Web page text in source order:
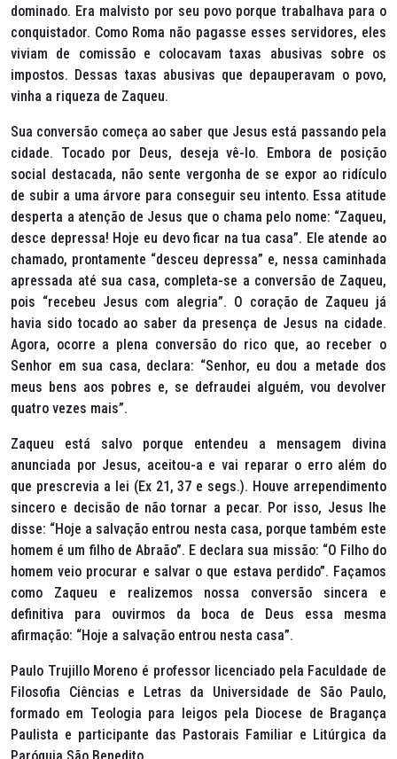
dominado. Era malvisto por seu povo porque trabalhava para o
conquistador. Como Roma não pagasse esses servidores, eles
viviam de comissão e colocavam taxas abusivas sobre os
impostos. Dessas taxas abusivas que depauperavam o povo,
vinha a riqueza de Zaqueu.
Sua conversão começa ao saber que Jesus está passando pela
cidade. Tocado por Deus, deseja vê-lo. Embora de posição
social destacada, não sente vergonha de se expor ao ridículo
de subir a uma árvore para conseguir seu intento. Essa atitude
desperta a atenção de Jesus que o chama pelo nome: “Zaqueu,
desce depressa! Hoje eu devo ficar na tua casa”. Ele atende ao
chamado, prontamente “desceu depressa” e, nessa caminhada
apressada até sua casa, completa-se a conversão de Zaqueu,
pois “recebeu Jesus com alegria”. O coração de Zaqueu já
havia sido tocado ao saber da presença de Jesus na cidade.
Agora, ocorre a plena conversão do rico que, ao receber o
Senhor em sua casa, declara: “Senhor, eu dou a metade dos
meus bens aos pobres e, se defraudei alguém, vou devolver
quatro vezes mais”.
Zaqueu está salvo porque entendeu a mensagem divina
anunciada por Jesus, aceitou-a e vai reparar o erro além do
que prescrevia a lei (Ex 21, 37 e segs.). Houve arrependimento
sincero e decisão de não tornar a pecar. Por isso, Jesus lhe
disse: “Hoje a salvação entrou nesta casa, porque também este
homem é um filho de Abraão”. E declara sua missão: “O Filho do
homem veio procurar e salvar o que estava perdido”. Façamos
como Zaqueu e realizemos nossa conversão sincera e
definitiva para ouvirmos da boca de Deus essa mesma
afirmação: “Hoje a salvação entrou nesta casa”.
Paulo Trujillo Moreno é professor licenciado pela Faculdade de
Filosofia Ciências e Letras da Universidade de São Paulo,
formado em Teologia para leigos pela Diocese de Bragança
Paulista e participante das Pastorais Familiar e Litúrgica da